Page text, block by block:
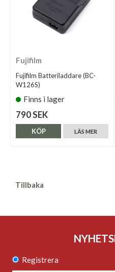
Fujifilm
Fujifilm Batteriladdare (BC-
W126S)
Finns i lager
790 SEK
LÄS MER
KÖP
Tillbaka
Registrera